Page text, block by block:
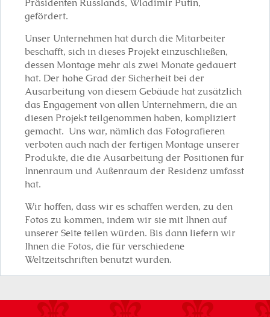
Präsidenten Russlands, Wladimir Putin,
gefördert.
Unser Unternehmen hat durch die Mitarbeiter
beschafft, sich in dieses Projekt einzuschließen,
dessen Montage mehr als zwei Monate gedauert
hat. Der hohe Grad der Sicherheit bei der
Ausarbeitung von diesem Gebäude hat zusätzlich
das Engagement von allen Unternehmern, die an
diesen Projekt teilgenommen haben, kompliziert
gemacht. Uns war, nämlich das Fotografieren
verboten auch nach der fertigen Montage unserer
Produkte, die die Ausarbeitung der Positionen für
Innenraum und Außenraum der Residenz umfasst
hat.
Wir hoffen, dass wir es schaffen werden, zu den
Fotos zu kommen, indem wir sie mit Ihnen auf
unserer Seite teilen würden. Bis dann liefern wir
Ihnen die Fotos, die für verschiedene
Weltzeitschriften benutzt wurden.